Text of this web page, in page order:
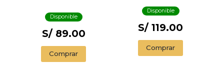
Disponible
S/ 89.00
Comprar
Disponible
S/ 119.00
Comprar